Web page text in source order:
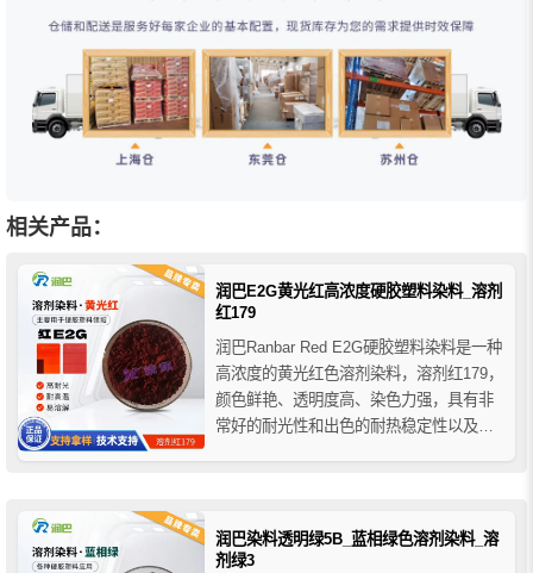
相关产品：
润巴E2G黄光红高浓度硬胶塑料染料_溶剂
红179
润巴Ranbar Red E2G硬胶塑料染料是一种
高浓度的黄光红色溶剂染料，溶剂红179，
颜色鲜艳、透明度高、染色力强，具有非
常好的耐光性和出色的耐热稳定性以及良
润巴染料透明绿5B_蓝相绿色溶剂染料_溶
剂绿3